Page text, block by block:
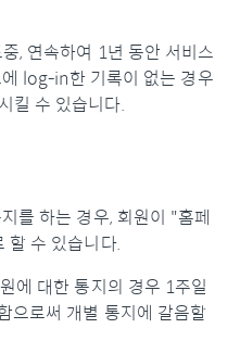
, 연속하여 1년 동안 서비스
log-in한 기록이 없는 경우
킬 수 있습니다.
를 하는 경우, 회원이 "홈페
할 수 있습니다.
에 대한 통지의 경우 1주일
으로써 개별 통지에 갈음할